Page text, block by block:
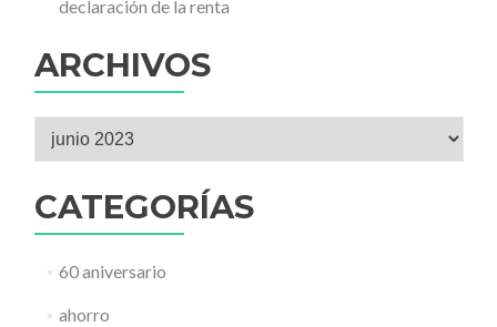
declaración de la renta
ARCHIVOS
Archivos
CATEGORÍAS
60 aniversario
ahorro